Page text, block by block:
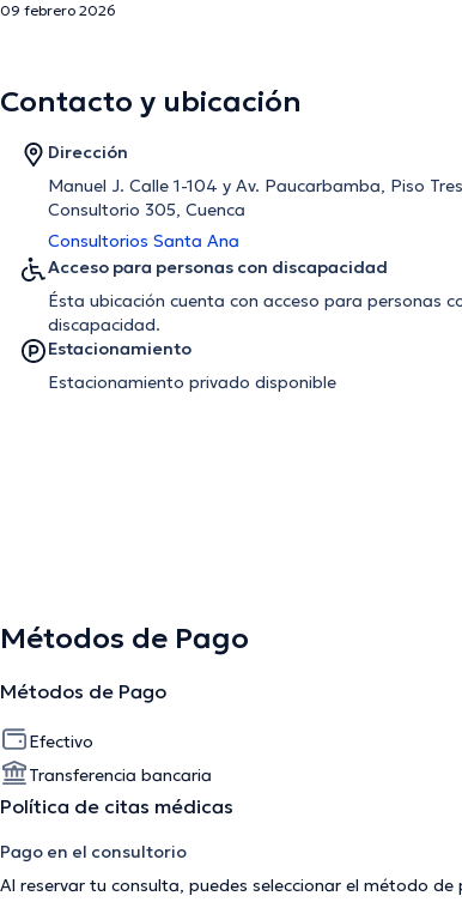
09 febrero 2026
Contacto y ubicación
Dirección
Manuel J. Calle 1-104 y Av. Paucarbamba, Piso
Consultorio 305, Cuenca
Consultorios Santa Ana
Acceso para personas con discapacidad
Ésta ubicación cuenta con acceso para personas
discapacidad.
Estacionamiento
Estacionamiento privado disponible
Métodos de Pago
Métodos de Pago
Efectivo
Transferencia bancaria
Política de citas médicas
Pago en el consultorio
Al reservar tu consulta, puedes seleccionar el método